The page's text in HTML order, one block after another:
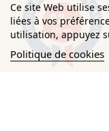
Ce site Web utilise
liées à vos
utilisation, appuyez
Politique de cookies
9.3/10
685 avis